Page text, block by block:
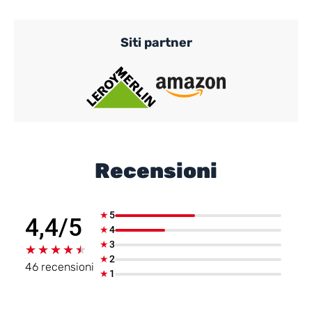
Siti partner
Recensioni
4,4/5
★★★★★
★★★★★
46 recensioni
★5
★4
★3
★2
★1